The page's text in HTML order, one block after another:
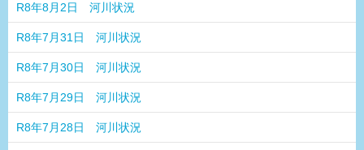
R8年8月2日 河川状況
R8年7月31日 河川状況
R8年7月30日 河川状況
R8年7月29日 河川状況
R8年7月28日 河川状況